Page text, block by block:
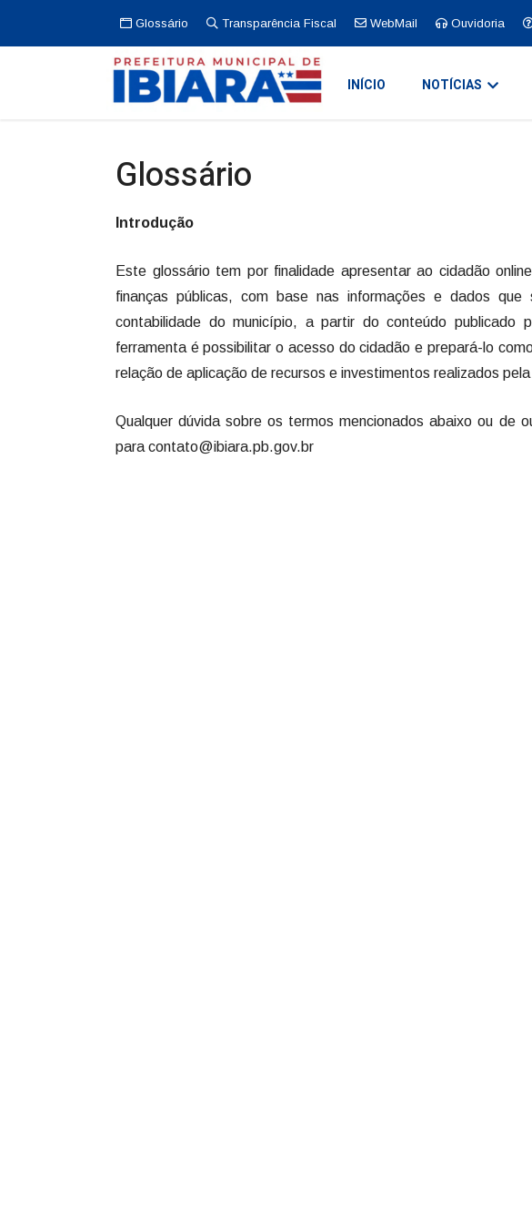
Glossário Transparência Fiscal WebMail Ouvidoria
INÍCIO NOTÍCIAS
Glossário
Introdução
Este glossário tem por finalidade apresentar ao cidadão
finanças públicas, com base nas informações e dados
contabilidade do município, a partir do conteúdo publicado
ferramenta é possibilitar o acesso do cidadão e prepará-lo
relação de aplicação de recursos e investimentos realizados
Qualquer dúvida sobre os termos mencionados abaixo ou de
para contato@ibiara.pb.gov.br